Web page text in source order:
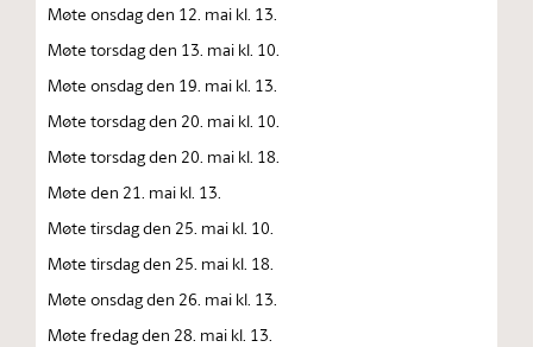
Møte onsdag den 12. mai kl. 13.
Møte torsdag den 13. mai kl. 10.
Møte onsdag den 19. mai kl. 13.
Møte torsdag den 20. mai kl. 10.
Møte torsdag den 20. mai kl. 18.
Møte den 21. mai kl. 13.
Møte tirsdag den 25. mai kl. 10.
Møte tirsdag den 25. mai kl. 18.
Møte onsdag den 26. mai kl. 13.
Møte fredag den 28. mai kl. 13.